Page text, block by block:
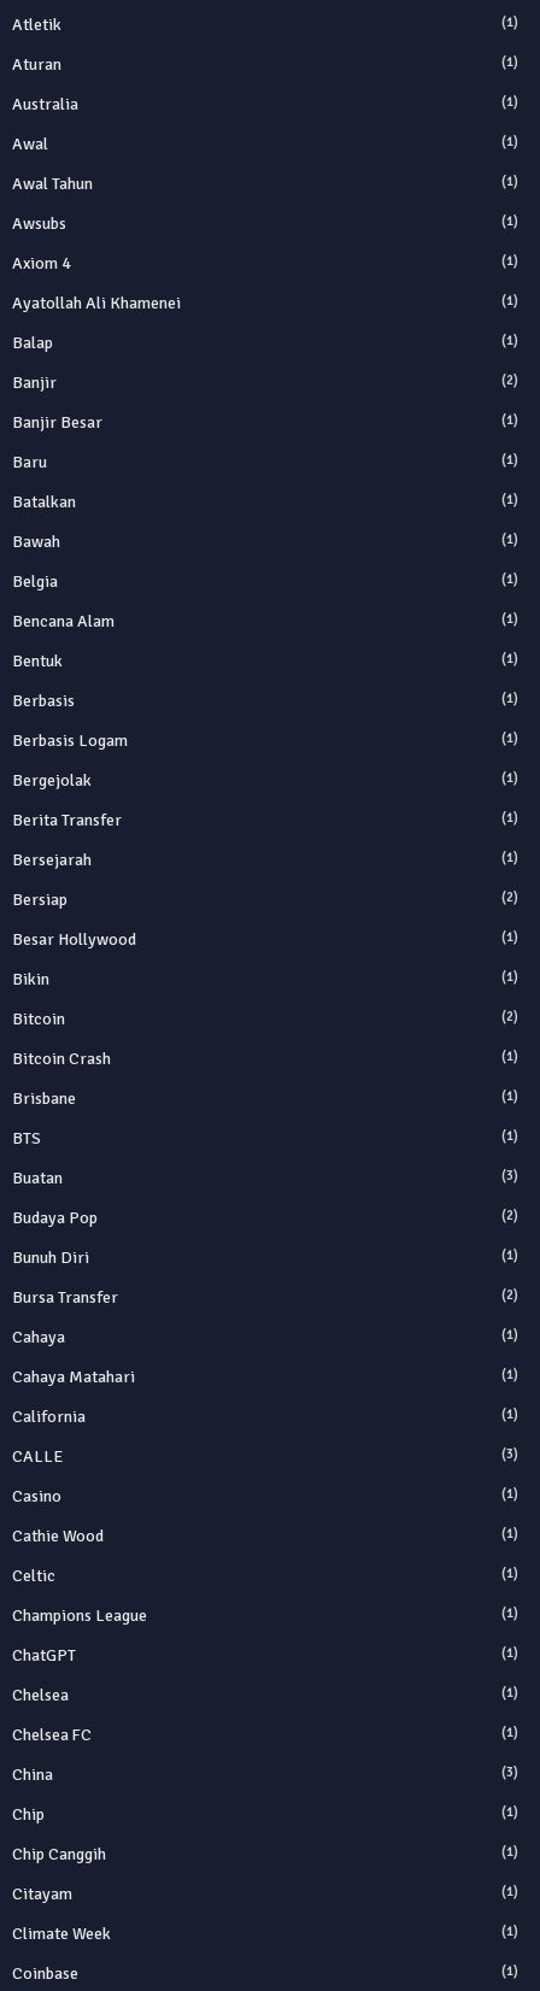
Atletik (1)
Aturan (1)
Australia (1)
Awal (1)
Awal Tahun (1)
Awsubs (1)
Axiom 4 (1)
Ayatollah Ali Khamenei (1)
Balap (1)
Banjir (2)
Banjir Besar (1)
Baru (1)
Batalkan (1)
Bawah (1)
Belgia (1)
Bencana Alam (1)
Bentuk (1)
Berbasis (1)
Berbasis Logam (1)
Bergejolak (1)
Berita Transfer (1)
Bersejarah (1)
Bersiap (2)
Besar Hollywood (1)
Bikin (1)
Bitcoin (2)
Bitcoin Crash (1)
Brisbane (1)
BTS (1)
Buatan (3)
Budaya Pop (2)
Bunuh Diri (1)
Bursa Transfer (2)
Cahaya (1)
Cahaya Matahari (1)
California (1)
CALLE (3)
Casino (1)
Cathie Wood (1)
Celtic (1)
Champions League (1)
ChatGPT (1)
Chelsea (1)
Chelsea FC (1)
China (3)
Chip (1)
Chip Canggih (1)
Citayam (1)
Climate Week (1)
Coinbase (1)